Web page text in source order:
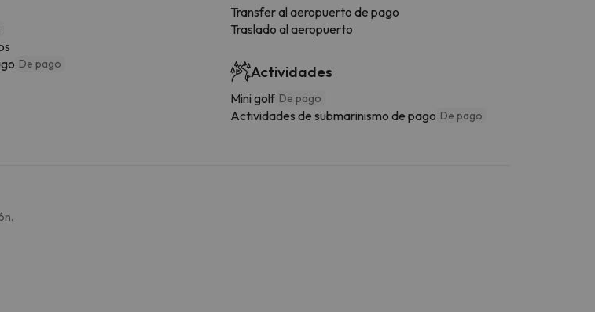
De pago
Transfer al aeropuerto de pago
Traslado al aeropuerto
Actividades
Mini golf De pago
Actividades de submarinismo de pago De pago